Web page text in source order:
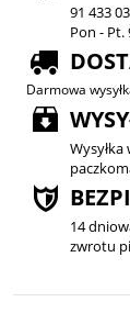
91 433
Pon - Pt.
Darmowa
14
zwrotu